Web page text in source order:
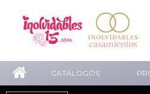
CATÁLOGOS